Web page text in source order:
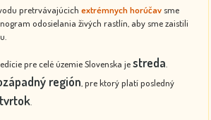
pretrvávajúcich extrémnych horúčav sme
odosielania živých rastlín, aby sme zaistili
pre celé územie Slovenska jestreda
región , pre ktorý platí posledný